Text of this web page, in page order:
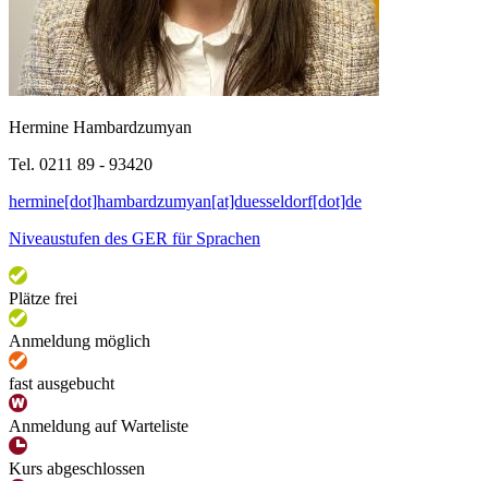
Hermine Hambardzumyan
Tel. 0211 89 - 93420
hermine[dot]hambardzumyan[at]duesseldorf[dot]de
Niveaustufen des GER für Sprachen
Plätze frei
Anmeldung möglich
fast ausgebucht
Anmeldung auf Warteliste
Kurs abgeschlossen